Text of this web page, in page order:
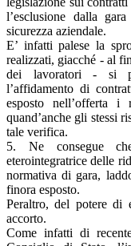
l’esclusione dalla
sicurezza aziendale.
E’ infatti palese la
realizzati, giacché - al
dei lavoratori - si
l’affidamento di
esposto nell’offerta i
quand’anche gli stessi
tale verifica.
5. Ne consegue
eterointegratrice delle
normativa di gara,
finora esposto.
Peraltro, del potere di
accorto.
Come infatti di